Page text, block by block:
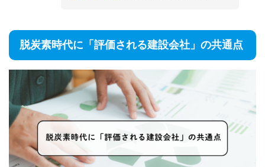
脱炭素時代に「評価される建設会社」の共通点